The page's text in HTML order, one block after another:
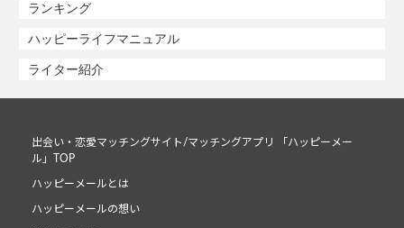
ランキング
ハッピーライフマニュアル
ライター紹介
出会い・恋愛マッチングサイト/マッチングアプリ 「ハッピーメー
ル」TOP
ハッピーメールとは
ハッピーメールの想い